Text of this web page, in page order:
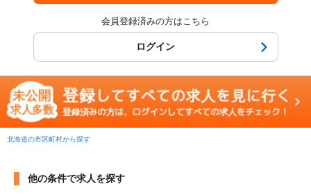
会員登録済みの方はこちら
ログイン
北海道の市区町村から探す
他の条件で求人を探す